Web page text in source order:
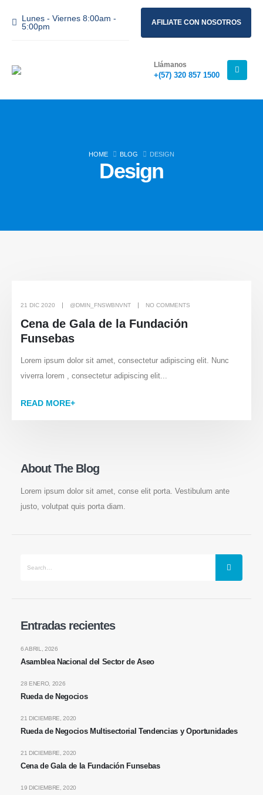
Lunes - Viernes 8:00am -
5:00pm
AFILIATE CON NOSOTROS
Llámanos
+(57) 320 857 1500
HOME BLOG DESIGN
Design
21 DIC 2020 @DMIN_FNSWBNVNT NO COMMENTS
Cena de Gala de la Fundación
Funsebas
Lorem ipsum dolor sit amet, consectetur adipiscing elit. Nunc
viverra lorem , consectetur adipiscing elit...
READ MORE+
About The Blog
Lorem ipsum dolor sit amet, conse elit porta. Vestibulum ante
justo, volutpat quis porta diam.
Entradas recientes
Asamblea Nacional del Sector de Aseo
6 ABRIL, 2026
Rueda de Negocios
28 ENERO, 2026
Rueda de Negocios Multisectorial Tendencias y Oportunidades
21 DICIEMBRE, 2020
Cena de Gala de la Fundación Funsebas
21 DICIEMBRE, 2020
19 DICIEMBRE, 2020